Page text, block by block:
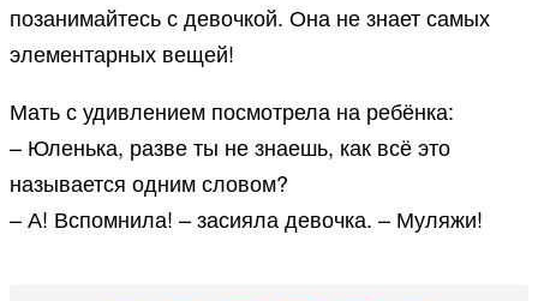
позанимайтесь с девочкой. Она не знает самых
элементарных вещей!
Мать с удивлением посмотрела на ребёнка:
– Юленька, разве ты не знаешь, как всё это
называется одним словом?
– А! Вспомнила! – засияла девочка. – Муляжи!